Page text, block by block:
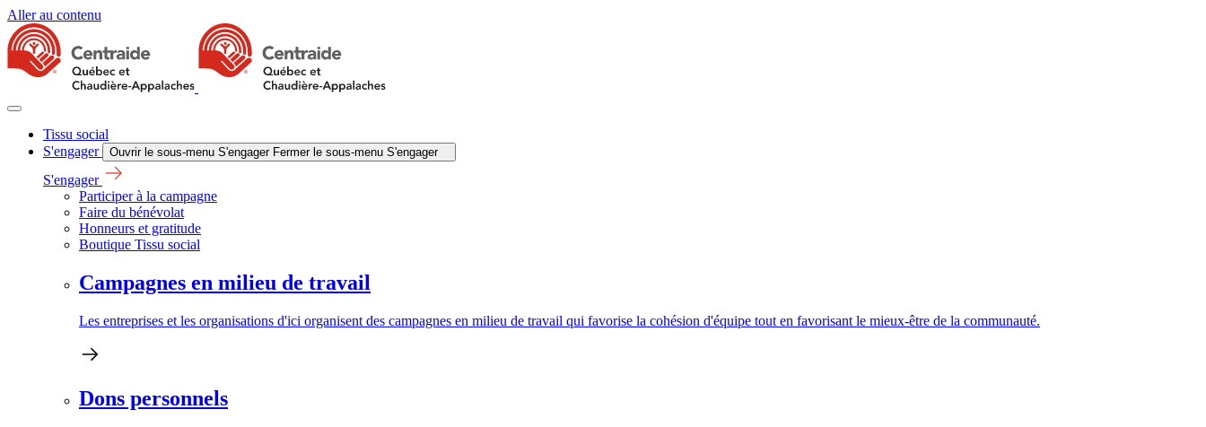
Aller au contenu
Tissu social
S'engager
Ouvrir le sous-menu S'engager Fermer le sous-menu S'engager
S'engager
Participer à la campagne
Faire du bénévolat
Honneurs et gratitude
Boutique Tissu social
Campagnes en milieu de travail
Les entreprises et les organisations d'ici organisent des campagnes en milieu de travail qui favorise la cohésion d'équipe tout en favorisant le mieux-être de la communauté.
Dons personnels